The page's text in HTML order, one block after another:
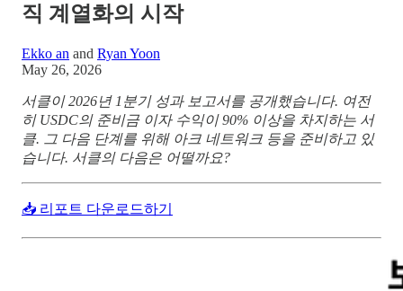
직 계열화의 시작
Ekko an and Ryan Yoon
May 26, 2026
서클이 2026년 1분기 성과 보고서를 공개했습니다. 여전
히 USDC의 준비금 이자 수익이 90% 이상을 차지하는 서
클. 그 다음 단계를 위해 아크 네트워크 등을 준비하고 있
습니다. 서클의 다음은 어떨까요?
📥 리포트 다운로드하기